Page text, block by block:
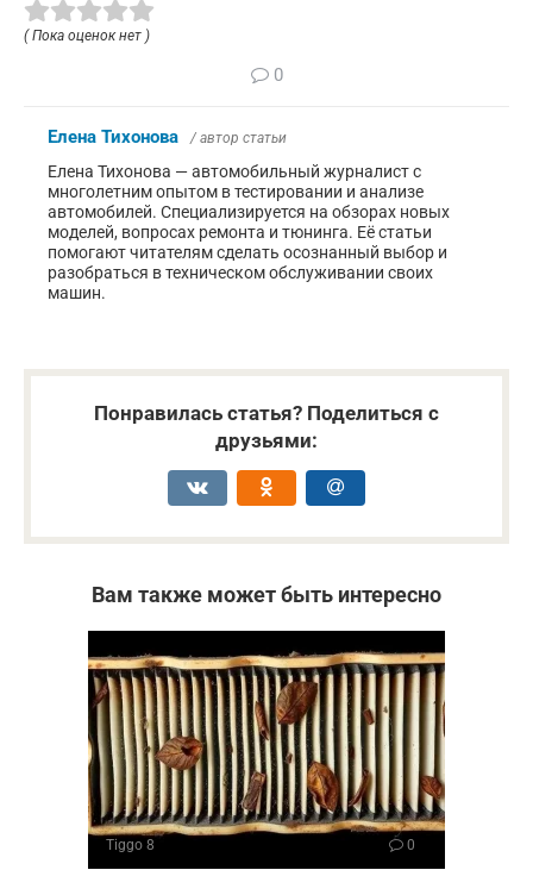
( Пока оценок нет )
0
Елена Тихонова / автор статьи
Елена Тихонова — автомобильный журналист с
многолетним опытом в тестировании и анализе
автомобилей. Специализируется на обзорах новых
моделей, вопросах ремонта и тюнинга. Её статьи
помогают читателям сделать осознанный выбор и
разобраться в техническом обслуживании своих
машин.
Понравилась статья? Поделиться с
друзьями:
Вам также может быть интересно
Tiggo 8 0